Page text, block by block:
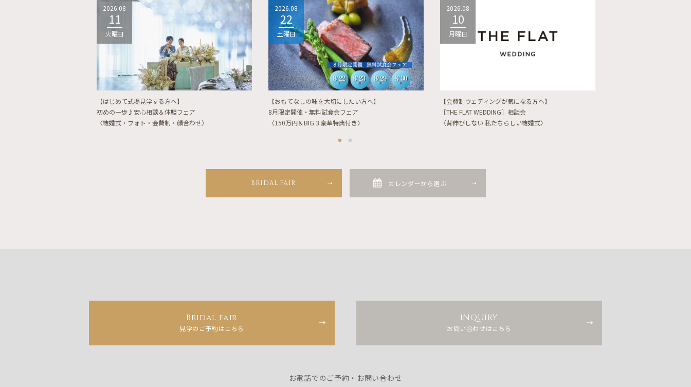
2026.08
11
火曜日
【はじめて式場見学する方へ】
初めの一歩♪安心相談＆体験フェア
〈結婚式・フォト・会費制・顔合わせ〉
2026.08
22
土曜日
【おもてなしの味を大切にしたい方へ】
8月限定開催・無料試食会フェア
〈150万円＆BIG３豪華特典付き〉
2026.08
10
月曜日
【会費制ウェディングが気になる方へ】
［THE FLAT WEDDING］相談会
〈背伸びしない 私たちらしい結婚式〉
BRIDAL FAIR カレンダーから選ぶ
Bridal fair
見学のご予約はこちら
INQUIRY
お問い合わせはこちら
お電話でのご予約・お問い合わせ